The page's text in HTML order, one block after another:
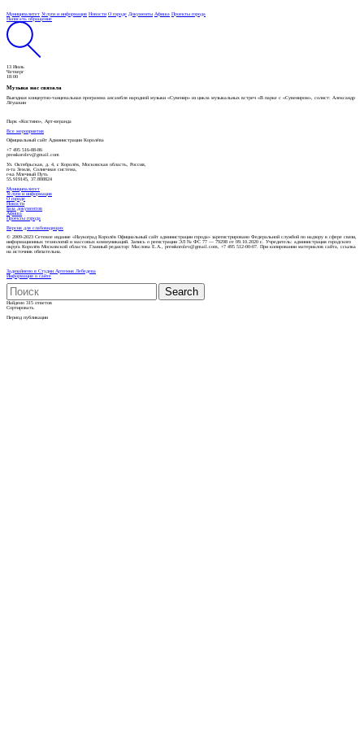
Муниципалитет Услуги и информация Новости О городе Документы Афиша Проекты города
Написать обращение
13 Июль
Четверг
18:00
Музыка нас связала
Выездная концертно-танцевальная программа ансамбля народной музыки «Сувенир» из цикла музыкальных встреч «В парке с «Сувениром», солист: Александр
Лёушкин
Парк «Костино», Арт-веранда
Все мероприятия
Официальный сайт Администрации Королёва
+7 495 516-88-86
presskorolev@gmail.com
Ул. Октябрьская, д. 4, г. Королёв, Московская область, Россия,
п-та Земля, Солнечная система,
г-ка Млечный Путь
55.919145, 37.808824
Муниципалитет
Услуги и информация
О городе
Новости
База документов
Афиша
Проекты города
Версия для слабовидящих
© 2009-2023 Сетевое издание «Наукоград Королёв Официальный сайт администрации города» зарегистрировано Федеральной службой по надзору в сфере связи,
информационных технологий и массовых коммуникаций. Запись о регистрации ЭЛ № ФС 77 — 79298 от 09.10.2020 г.. Учредитель: администрация городского
округа Королёв Московской области. Главный редактор: Маслова Е.А., presskorolev@gmail.com, +7 495 512-00-07. При копировании материалов сайта, ссылка
на источник обязательна.
Задизайнено в Студии Артемия Лебедева
Информация о сайте
Найдено 315 ответов
Сортировать
Период публикации